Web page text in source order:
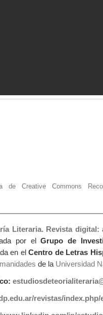
de Creative Commons
Literaria. Revista
por elGrupo de
en elCentro de Letras
de laUniversidad
revistas/index.php/